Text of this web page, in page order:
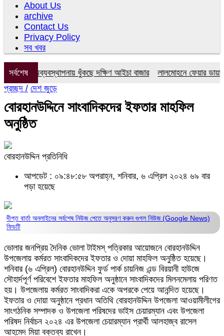
About Us
archive
Contact Us
Privacy Policy
সব খবর
সর্বশেষ
অব্যবস্থাপনায় ধুঁকছে দক্ষিণ আইচা বাজার
লালমোহনে ফেয়ার
প্রচ্ছদ / দেশ জুড়ে
বোরহানউদ্দিনে সাংবাদিকদের ইফতার মাহফিল
অনুষ্ঠিত
বোরহানউদ্দিন প্রতিনিধি
আপডেট : ০৯:৪৮:৫৮ অপরাহ্ন, শনিবার, ৬ এপ্রিল ২০২৪ ৬৯ বার
পড়া হয়েছে
দীপ্ত বার্তা অনলাইনের সর্বশেষ নিউজ পেতে অনুসরণ করুনগুগল নিউজ (Google News)
ফিডটি
ভোলার জনপ্রিয় দৈনিক ভোলা টাইমস্ পত্রিকার আয়োজনে বোরহানউদ্দিন
উপজেলায় কর্মরত সাংবাদিকদের ইফতার ও দোয়া মাহফিল অনুষ্ঠিত হয়েছে।
শনিবার (৬ এপ্রিল) বোরহানউদ্দিন ফুর্ড পার্ক চায়নিজ এন্ড বিরয়ানী হাউজে
সৌহার্দপূর্ণ পরিবেশে ইফতার মাহফিল অনুষ্ঠানে সাংবাদিকদের মিলনমেলায় পরিণত
হয়। উপজেলায় কর্মরত সাংবাদিকরা একে অপরকে পেয়ে আনন্দিত হয়েছে।
ইফতার ও দোয়া অনুষ্ঠানে প্রধান অতিথি বোরহানউদ্দিন উপজেলা আওয়ামীলীগের
সাংগঠনিক সম্পাদক ও উপজেলা পরিষদের ভাইস চেয়ারম্যান এবং উপজেলা
পরিষদ নির্বাচন ২০২৪ এর উপজেলা চেয়ারম্যান প্রার্থী আলহাজ্ব রাসেল
আহমেদ মিয়া বক্তব্য রাখেন।